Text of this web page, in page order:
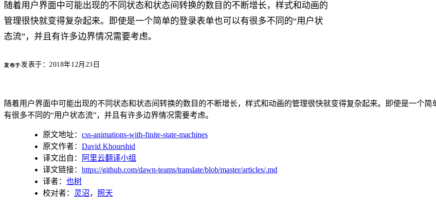
随着用户界面中可能出现的不同状态和状态间转换的数目的不断增长，样式和动画的
管理很快就变得复杂起来。即使是一个简单的登录表单也可以有很多不同的“用户状
态流”，并且有许多边界情况需要考虑。
发布于发表于：2018年12月23日
随着用户界面中可能出现的不同状态和状态间转换的数目的不断增长，样式和动画的管理很快就变得复杂起来。即使是一个简
有很多不同的“用户状态流”，并且有许多边界情况需要考虑。
原文地址： css-animations-with-finite-state-machines
原文作者： David Khourshid
译文出自：
阿里云翻译小组
译文链接： https://github.com/dawn-teams/translate/blob/master/articles/.md
译者： 也树
校对者： 灵沼， 照天